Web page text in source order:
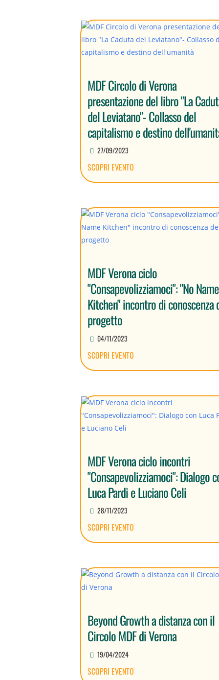
MDF Circolo di Verona
presentazione del libro "La
del Leviatano"- Collasso del
capitalismo e destino
27/09/2023
SCOPRI EVENTO
MDF Verona ciclo
"Consapevolizziamoci": "No Name
Kitchen" incontro di conoscenza
progetto
04/11/2023
SCOPRI EVENTO
MDF Verona ciclo incontri
"Consapevolizziamoci": Dialogo
Luca Pardi e Luciano Celi
28/11/2023
SCOPRI EVENTO
Beyond Growth a distanza con il
Circolo MDF di Verona
19/04/2024
SCOPRI EVENTO